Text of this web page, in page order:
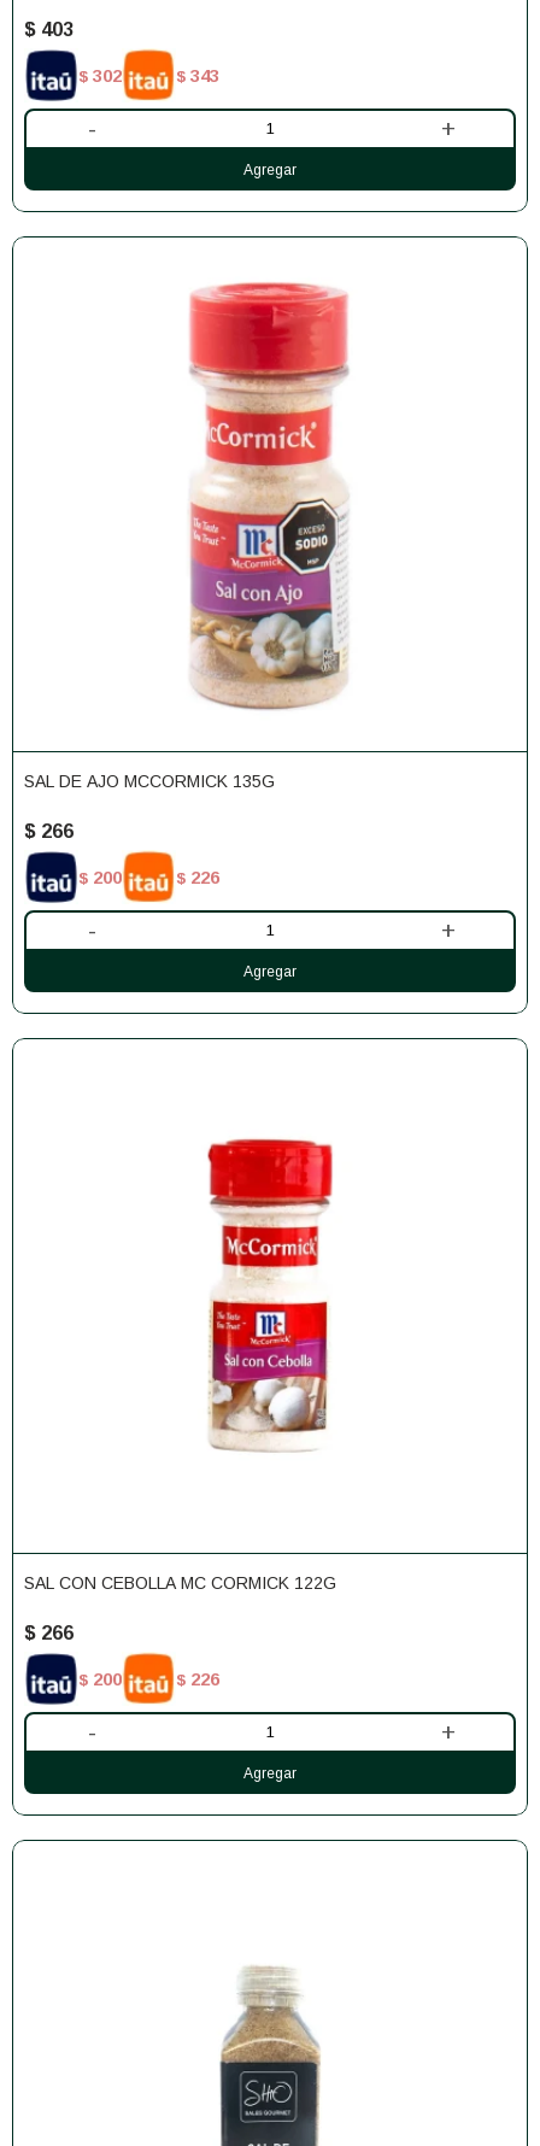
$ 403
$ 302 $ 343
- +
SAL DE AJO MCCORMICK 135G
$ 266
$ 200 $ 226
- +
SAL CON CEBOLLA MC CORMICK 122G
$ 266
$ 200 $ 226
- +